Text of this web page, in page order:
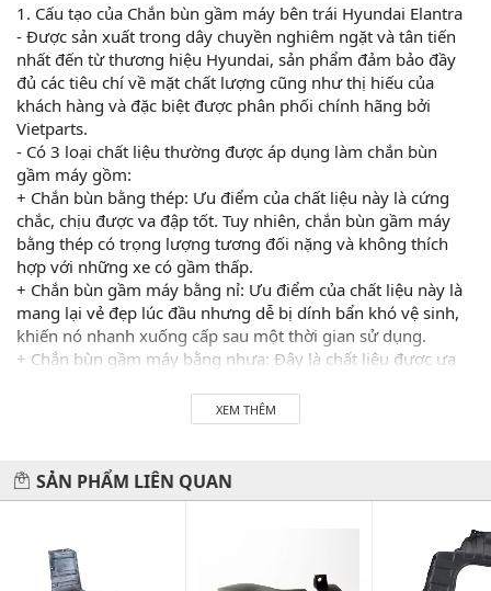
1. Cấu tạo của Chắn bùn gầm máy bên trái Hyundai Elantra
- Được sản xuất trong dây chuyền nghiêm ngặt và tân tiến
nhất đến từ thương hiệu Hyundai, sản phẩm đảm bảo đầy
đủ các tiêu chí về mặt chất lượng cũng như thị hiếu của
khách hàng và đặc biệt được phân phối chính hãng bởi
Vietparts.
- Có 3 loại chất liệu thường được áp dụng làm chắn bùn
gầm máy gồm:
+ Chắn bùn bằng thép: Ưu điểm của chất liệu này là cứng
chắc, chịu được va đập tốt. Tuy nhiên, chắn bùn gầm máy
bằng thép có trọng lượng tương đối nặng và không thích
hợp với những xe có gầm thấp.
+ Chắn bùn gầm máy bằng nỉ: Ưu điểm của chất liệu này là
mang lại vẻ đẹp lúc đầu nhưng dễ bị dính bẩn khó vệ sinh,
khiến nó nhanh xuống cấp sau một thời gian sử dụng.
+ Chắn bùn gầm máy bằng nhựa: Đây là chất liệu được ưa
lực va đập tốt, dễ dàng vệ sinh bền bỉ với thời gian.
Chắn bùn gầm máy bên trái Hyundai Elantra chính hãng có
xuất xứ Hàn Quốc, được sử dụng và lắp đặt trên dòng xe
Chắn bùn gầm máy bên trái Hyundai Elantra là hàng chính
XEM THÊM
SẢN PHẨM LIÊN QUAN